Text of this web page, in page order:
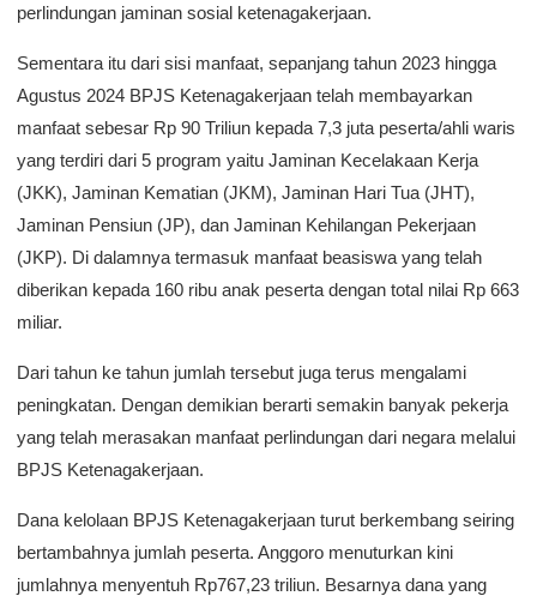
perlindungan jaminan sosial ketenagakerjaan.
Sementara itu dari sisi manfaat, sepanjang tahun 2023 hingga
Agustus 2024 BPJS Ketenagakerjaan telah membayarkan
manfaat sebesar Rp 90 Triliun kepada 7,3 juta peserta/ahli waris
yang terdiri dari 5 program yaitu Jaminan Kecelakaan Kerja
(JKK), Jaminan Kematian (JKM), Jaminan Hari Tua (JHT),
Jaminan Pensiun (JP), dan Jaminan Kehilangan Pekerjaan
(JKP). Di dalamnya termasuk manfaat beasiswa yang telah
diberikan kepada 160 ribu anak peserta dengan total nilai Rp 663
miliar.
Dari tahun ke tahun jumlah tersebut juga terus mengalami
peningkatan. Dengan demikian berarti semakin banyak pekerja
yang telah merasakan manfaat perlindungan dari negara melalui
BPJS Ketenagakerjaan.
Dana kelolaan BPJS Ketenagakerjaan turut berkembang seiring
bertambahnya jumlah peserta. Anggoro menuturkan kini
jumlahnya menyentuh Rp767,23 triliun. Besarnya dana yang